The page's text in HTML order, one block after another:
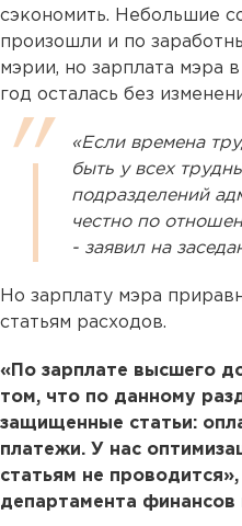
сэкономить. Небольшие
произошли и по
мэрии, но зарплата мэра
год осталась без
«Если времена
быть у всех
подразделений
честно по
- заявил на
Но зарплату мэра
статьям расходов.
«По зарплате высшего
том, что по данному
защищенные статьи:
платежи. У нас
статьям не
департамента